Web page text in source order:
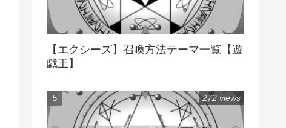
【エクシーズ】召喚方法テーマ一覧【遊
戯王】
272 views